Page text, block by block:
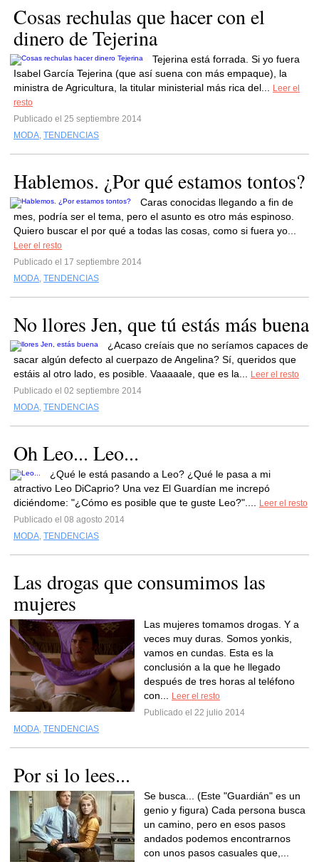
Cosas rechulas que hacer con el
dinero de Tejerina
Tejerina está forrada. Si yo fuera
Isabel García Tejerina (que así suena con más empaque), la
ministra de Agricultura, la titular ministerial más rica del...
Leer el
resto
Publicado el 25 septiembre 2014
MODA, TENDENCIAS
Hablemos. ¿Por qué estamos tontos?
Caras conocidas llegando a fin de
mes, podría ser el tema, pero el asunto es otro más espinoso.
Quiero buscar el por qué a todas las cosas, como si fuera yo...
Leer el resto
Publicado el 17 septiembre 2014
MODA, TENDENCIAS
No llores Jen, que tú estás más buena
¿Acaso creíais que no seríamos capaces de
sacar algún defecto al cuerpazo de Angelina? Sí, queridos que
estáis al otro lado, es posible. Vaaaaale, que es la...
Leer el resto
Publicado el 02 septiembre 2014
MODA, TENDENCIAS
Oh Leo... Leo...
¿Qué le está pasando a Leo? ¿Qué le pasa a mi
atractivo Leo DiCaprio? Una vez El Guardían me increpó
diciéndome: "¿Cómo es posible que te guste Leo?"....
Leer el resto
Publicado el 08 agosto 2014
MODA, TENDENCIAS
Las drogas que consumimos las
mujeres
Las mujeres tomamos drogas. Y a
veces muy duras. Somos yonkis,
vamos en cundas. Esta es la
conclusión a la que he llegado
después de tres horas al teléfono
con...
Leer el resto
Publicado el 22 julio 2014
MODA, TENDENCIAS
Por si lo lees...
Se busca... (Este "Guardián" es un
genio y figura) Cada persona busca
un camino, pero en esos pasos
andados podemos encontrarnos
con unos pasos casuales que,...